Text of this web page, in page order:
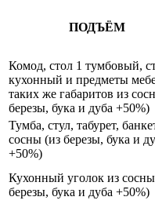
ПОДЪЁМ
Комод, стол 1 тумбовый,
кухонный и предметы
таких же габаритов из
березы, бука и дуба +50%)
Тумба, стул, табурет,
сосны (из березы, бука и
+50%)
Кухонный уголок из
березы, бука и дуба +50%)